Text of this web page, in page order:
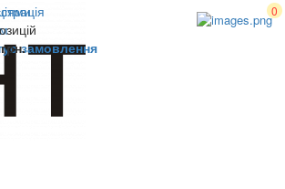
0
замовлення